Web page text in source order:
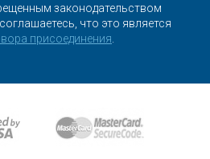
законодательством
что это является
присоединения